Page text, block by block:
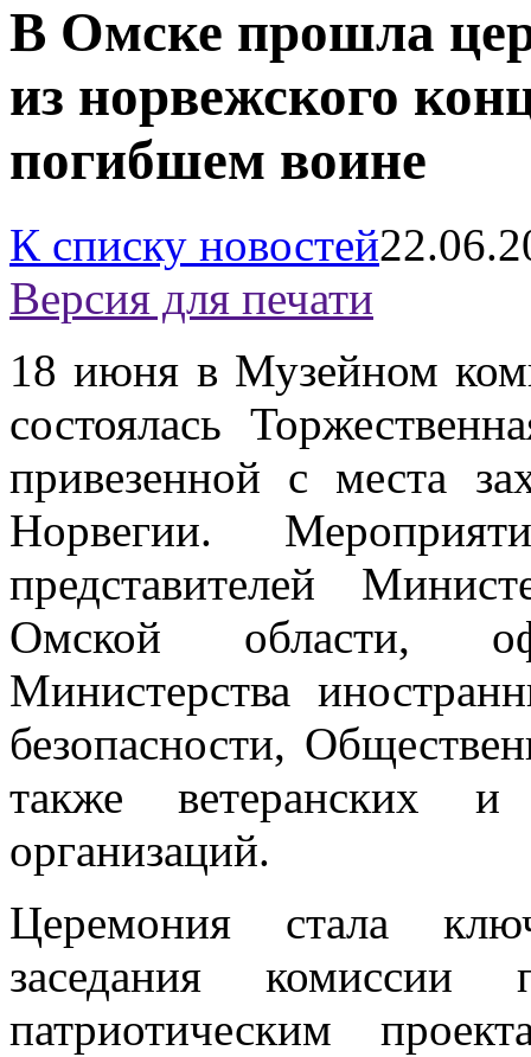
В Омске прошла
из норвежского
погибшем воине
К списку новостей
Версия для печати
18 июня в Музейном
состоялась
привезенной с места
Норвегии.
представителей
Омской области,
Министерства
безопасности,
также ветеранских
организаций.
Церемония стала
заседания комиссии
патриотическим